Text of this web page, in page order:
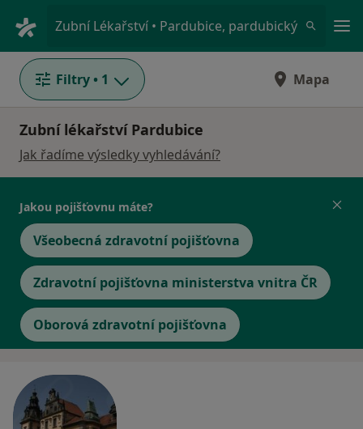
Zubní Lékařství • Pardubice, pardubický
Filtry • 1 Mapa
Zubní lékařství Pardubice
Jak řadíme výsledky vyhledávání?
Jakou pojišťovnu máte?
Všeobecná zdravotní pojišťovna
Zdravotní pojišťovna ministerstva vnitra ČR
Oborová zdravotní pojišťovna